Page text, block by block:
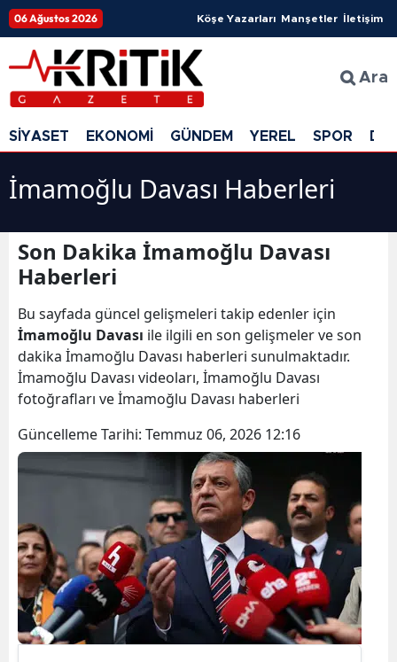
06 Ağustos 2026 Köşe Yazarları Manşetler İletişim
Ara
SİYASET EKONOMİ GÜNDEM YEREL SPOR
İmamoğlu Davası Haberleri
Son Dakika İmamoğlu Davası
Haberleri
Bu sayfada güncel gelişmeleri takip edenler için
İmamoğlu Davası ile ilgili en son gelişmeler ve son
dakika İmamoğlu Davası haberleri sunulmaktadır.
İmamoğlu Davası videoları, İmamoğlu Davası
fotoğrafları ve İmamoğlu Davası haberleri
Güncelleme Tarihi: Temmuz 06, 2026 12:16